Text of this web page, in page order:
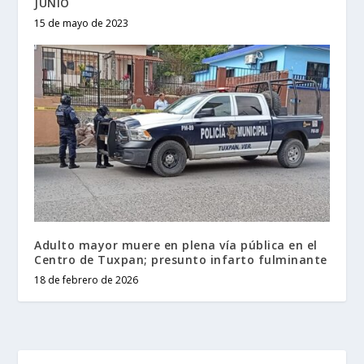
15 de mayo de 2023
Adulto mayor muere en plena vía pública en el
Centro de Tuxpan; presunto infarto fulminante
18 de febrero de 2026